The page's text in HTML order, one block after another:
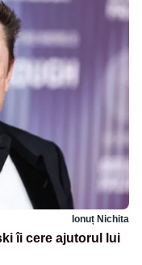
Ionuț Nichita
îi cere ajutorul lui